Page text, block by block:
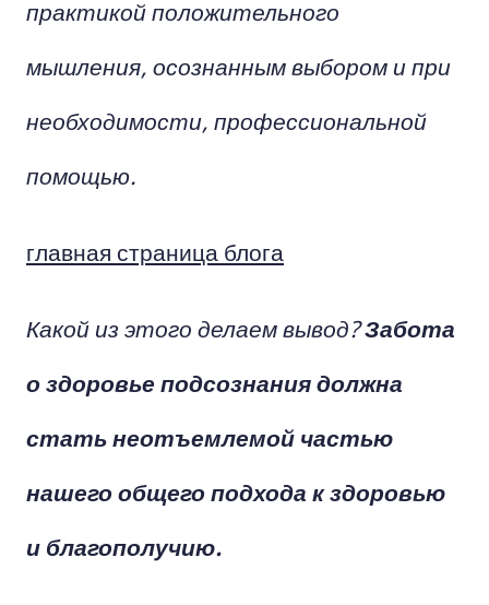
практикой положительного
мышления, осознанным выбором и при
необходимости, профессиональной
помощью.
главная страница блога
Какой из этого делаем вывод?Забота
о здоровье подсознания должна
стать неотъемлемой частью
нашего общего подхода к здоровью
и благополучию.